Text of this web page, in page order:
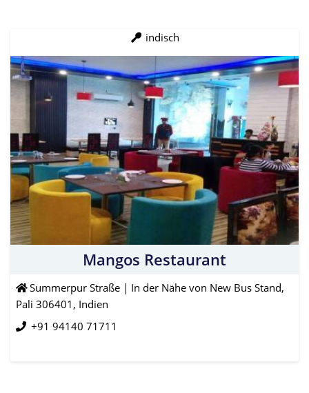
indisch
Mangos Restaurant
Summerpur Straße | In der Nähe von New Bus Stand,
Pali 306401, Indien
+91 94140 71711